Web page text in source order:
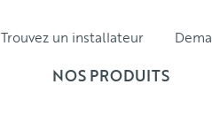
Trouvez un installateur
NOS PRODUITS